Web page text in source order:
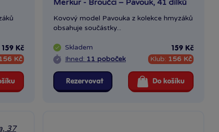
159 Kč
Kč
Merkur - Broučci – Pavouk, 41 dílků
Kovový model Pavouka z kolekce hmyzáků
obsahuje součástky...
Skladem
Ihned: 11 poboček
159 Kč
Klub: 156 Kč
Rezervovat Do košíku